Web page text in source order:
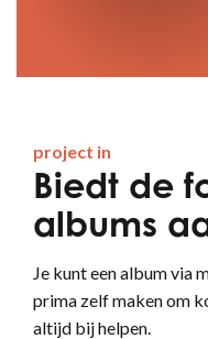
project in
Biedt de
albums
Je kunt een album via
prima zelf maken om
altijd bij helpen.